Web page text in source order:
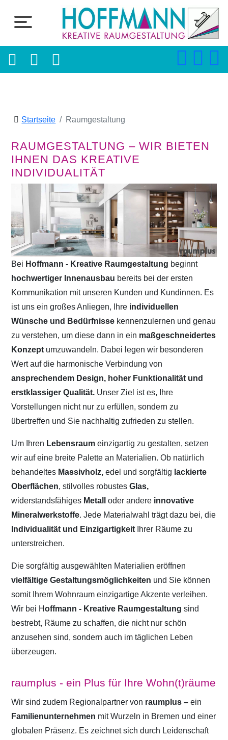
Startseite Raumgestaltung
RAUMGESTALTUNG – WIR BIETEN
IHNEN DAS KREATIVE
INDIVIDUALITÄT
Bei Hoffmann - Kreative Raumgestaltung beginnt
hochwertiger Innenausbau bereits bei der ersten
Kommunikation mit unseren Kunden und Kundinnen. Es
ist uns ein großes Anliegen, Ihre individuellen
Wünsche und Bedürfnisse kennenzulernen und genau
zu verstehen, um diese dann in ein maßgeschneidertes
Konzept umzuwandeln. Dabei legen wir besonderen
Wert auf die harmonische Verbindung von
ansprechendem Design, hoher Funktionalität und
erstklassiger Qualität. Unser Ziel ist es, Ihre
Vorstellungen nicht nur zu erfüllen, sondern zu
übertreffen und Sie nachhaltig zufrieden zu stellen.
Um Ihren Lebensraumeinzigartig zu gestalten, setzen
wir auf eine breite Palette an Materialien. Ob natürlich
behandeltes Massivholz, edel und sorgfältig lackierte
Oberflächen, stilvolles robustesGlas,
widerstandsfähiges Metalloder andere innovative
Mineralwerkstoffe. Jede Materialwahl trägt dazu bei, die
Individualität und Einzigartigkeit Ihrer Räume zu
unterstreichen.
Die sorgfältig ausgewählten Materialien eröffnen
vielfältige Gestaltungsmöglichkeiten und Sie können
somit Ihrem Wohnraum einzigartige Akzente verleihen.
Wir bei Hoffmann - Kreative Raumgestaltung sind
bestrebt, Räume zu schaffen, die nicht nur schön
anzusehen sind, sondern auch im täglichen Leben
überzeugen.
raumplus - ein Plus für Ihre Wohn(t)räume
Wir sind zudem Regionalpartner von raumplus – ein
Familienunternehmen mit Wurzeln in Bremen und einer
globalen Präsenz. Es zeichnet sich durch Leidenschaft